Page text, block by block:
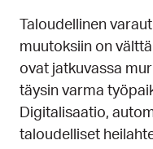
Taloudellinen
muutoksiin on
ovat jatkuvassa
täysin varma
Digitalisaatio,
taloudelliset